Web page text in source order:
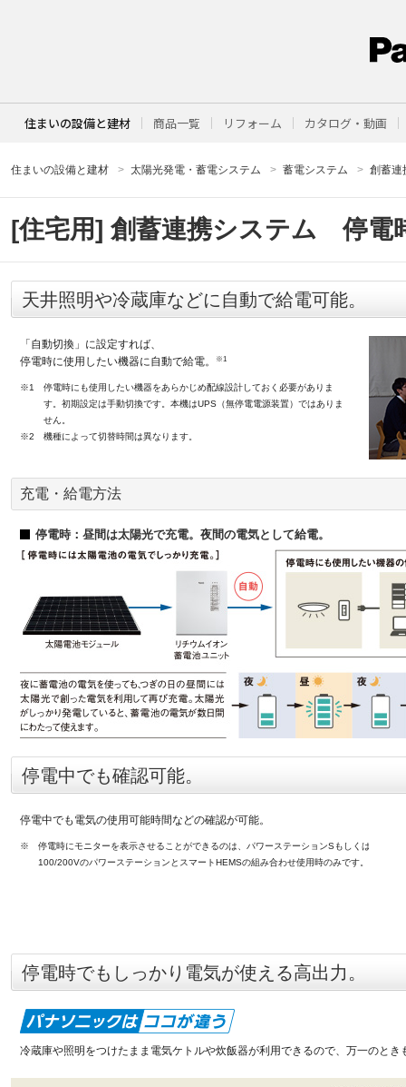
住まいの設備と建材 商品一覧 リフォーム カタログ・動画
住まいの設備と建材 太陽光発電・蓄電システム 蓄電システム 創蓄連
[住宅用] 創蓄連携システム 停電
天井照明や冷蔵庫などに自動で給電可能。
「自動切換」に設定すれば、
停電時に使用したい機器に自動で給電。
※1
※1
停電時にも使用したい機器をあらかじめ配線設計しておく必要がありま
す。初期設定は手動切換です。本機はUPS（無停電電源装置）ではありま
せん。
※2
機種によって切替時間は異なります。
充電・給電方法
停電時：昼間は太陽光で充電。夜間の電気として給電。
停電中でも確認可能。
停電中でも電気の使用可能時間などの確認が可能。
※
停電時にモニターを表示させることができるのは、パワーステーションSもしくは蓄電池
100/200VのパワーステーションとスマートHEMSの組み合わせ使用時のみです。エネル
停電時でもしっかり電気が使える高出力。
冷蔵庫や照明をつけたまま電気ケトルや炊飯器が利用できるので、万一のと